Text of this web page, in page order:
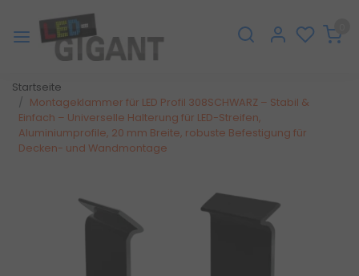
Startseite
Montageklammer für LED Profil 308SCHWARZ – Stabil &
Einfach – Universelle Halterung für LED-Streifen,
Aluminiumprofile, 20 mm Breite, robuste Befestigung für
Decken- und Wandmontage